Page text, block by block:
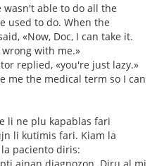
able to do all the
used to do. When the
«Now, Doc, I can take it.
with me.»
replied, «you're just lazy.»
me the medical term so I can
li ne plu kapablas fari
li kutimis fari. Kiam la
paciento diris:
ajnan diagnozon. Diru al mi